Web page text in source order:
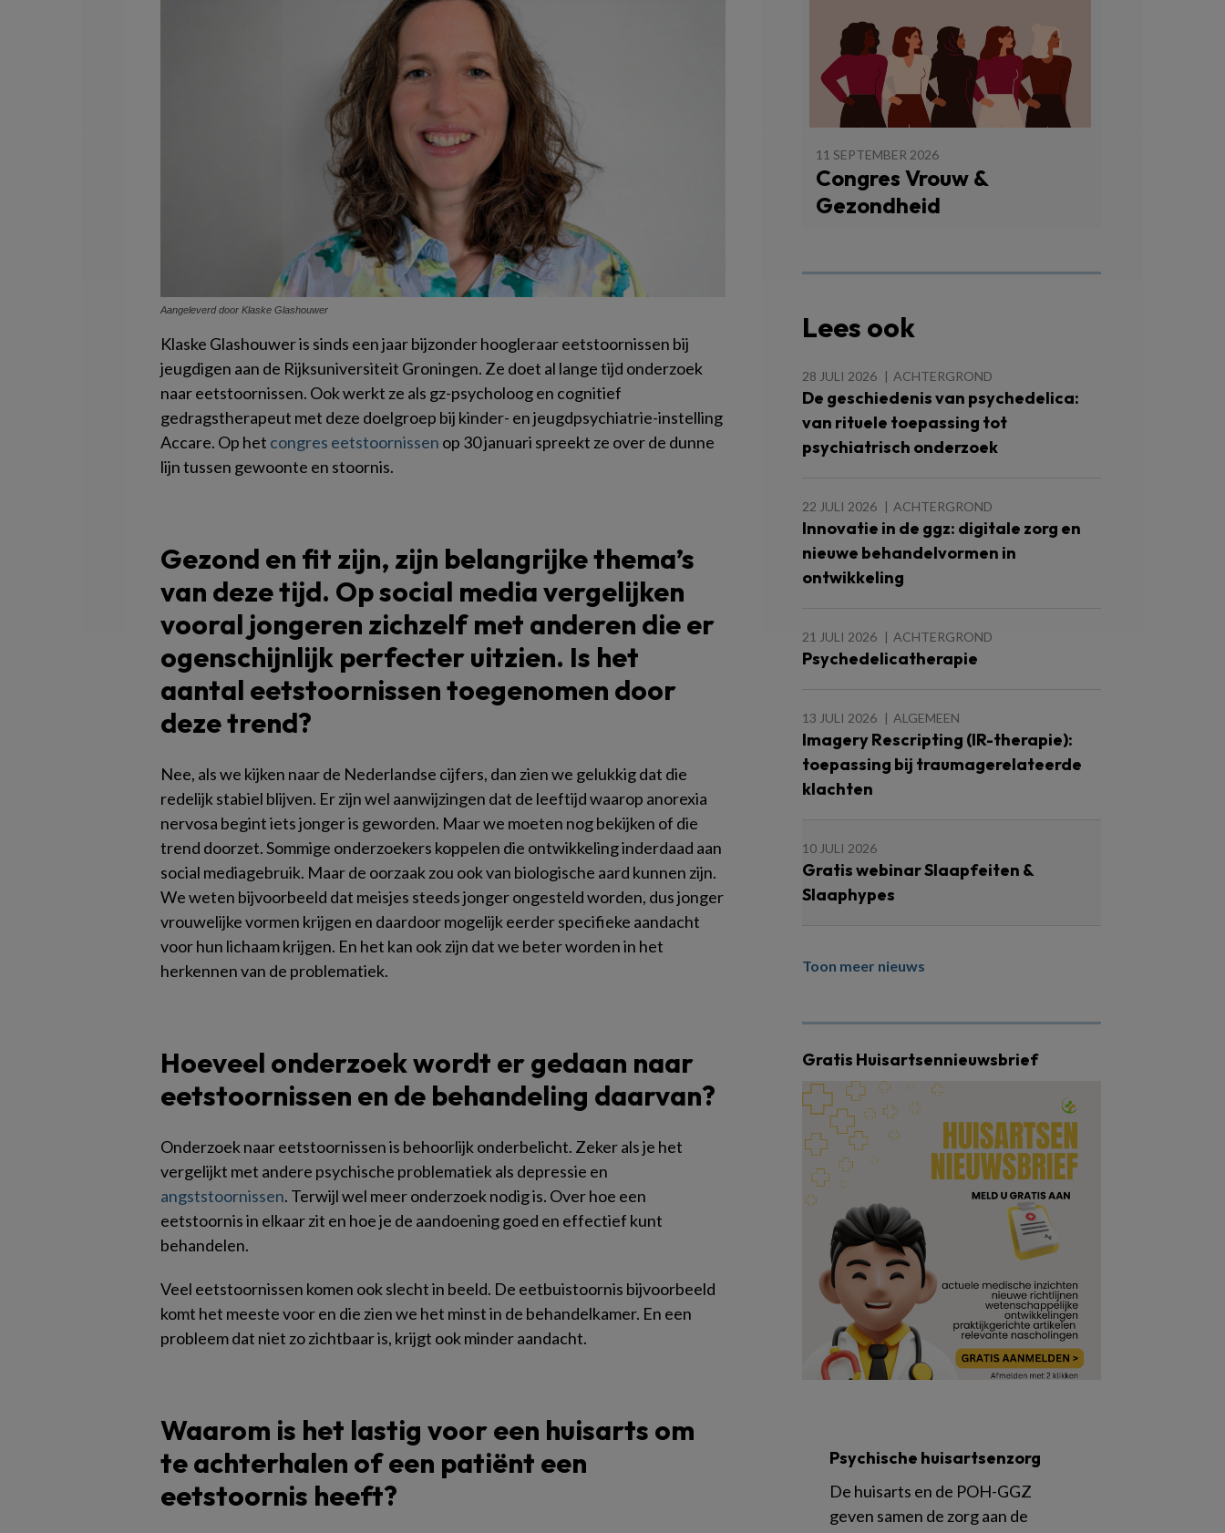
Aangeleverd door Klaske Glashouwer
Klaske Glashouwer is sinds een jaar bijzonder hoogleraar eetstoornissen bij
jeugdigen aan de Rijksuniversiteit Groningen. Ze doet al lange tijd onderzoek
naar eetstoornissen. Ook werkt ze als gz-psycholoog en cognitief
gedragstherapeut met deze doelgroep bij kinder- en jeugdpsychiatrie-instelling
Accare. Op het congres eetstoornissen op 30 januari spreekt ze over de dunne
lijn tussen gewoonte en stoornis.
Gezond en fit zijn, zijn belangrijke thema’s
van deze tijd. Op social media vergelijken
vooral jongeren zichzelf met anderen die er
ogenschijnlijk perfecter uitzien. Is het
aantal eetstoornissen toegenomen door
deze trend?
Nee, als we kijken naar de Nederlandse cijfers, dan zien we gelukkig dat die
redelijk stabiel blijven. Er zijn wel aanwijzingen dat de leeftijd waarop anorexia
nervosa begint iets jonger is geworden. Maar we moeten nog bekijken of die
trend doorzet. Sommige onderzoekers koppelen die ontwikkeling inderdaad aan
social mediagebruik. Maar de oorzaak zou ook van biologische aard kunnen zijn.
We weten bijvoorbeeld dat meisjes steeds jonger ongesteld worden, dus jonger
vrouwelijke vormen krijgen en daardoor mogelijk eerder specifieke aandacht
voor hun lichaam krijgen. En het kan ook zijn dat we beter worden in het
herkennen van de problematiek.
Hoeveel onderzoek wordt er gedaan naar
eetstoornissen en de behandeling daarvan?
Onderzoek naar eetstoornissen is behoorlijk onderbelicht. Zeker als je het
vergelijkt met andere psychische problematiek als depressie en
angststoornissen. Terwijl wel meer onderzoek nodig is. Over hoe een
eetstoornis in elkaar zit en hoe je de aandoening goed en effectief kunt
behandelen.
Veel eetstoornissen komen ook slecht in beeld. De eetbuistoornis bijvoorbeeld
komt het meeste voor en die zien we het minst in de behandelkamer. En een
probleem dat niet zo zichtbaar is, krijgt ook minder aandacht.
Waarom is het lastig voor een huisarts om
te achterhalen of een patiënt een
eetstoornis heeft?
11 SEPTEMBER 2026
Congres Vrouw &
Gezondheid
Lees ook
28 JULI 2026 ACHTERGROND
De geschiedenis van psychedelica:
van rituele toepassing tot
psychiatrisch onderzoek
22 JULI 2026 ACHTERGROND
Innovatie in de ggz: digitale zorg en
nieuwe behandelvormen in
ontwikkeling
21 JULI 2026 ACHTERGROND
Psychedelicatherapie
13 JULI 2026 ALGEMEEN
Imagery Rescripting (IR-therapie):
toepassing bij traumagerelateerde
klachten
10 JULI 2026
Gratis webinar Slaapfeiten &
Slaaphypes
Toon meer nieuws
Gratis Huisartsennieuwsbrief
Psychische huisartsenzorg
De huisarts en de POH-GGZ
geven samen de zorg aan de